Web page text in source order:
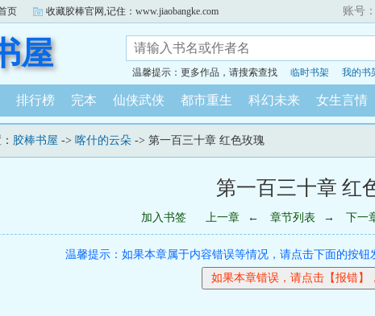
页 收藏胶棒官网,记住：www.jiaobangke.com 账号：
屋
温馨提示：更多作品，请搜索查找 临时书架 我的书
排行榜 完本 仙侠武侠 都市重生 科幻未来 女生言情
胶棒书屋 -> 喀什的云朵 -> 第一百三十章 红色玫瑰
第一百三十章 红
加入书签 上一章 ← 章节列表 → 下一
温馨提示：如果本章属于内容错误等情况，请点击下面的按